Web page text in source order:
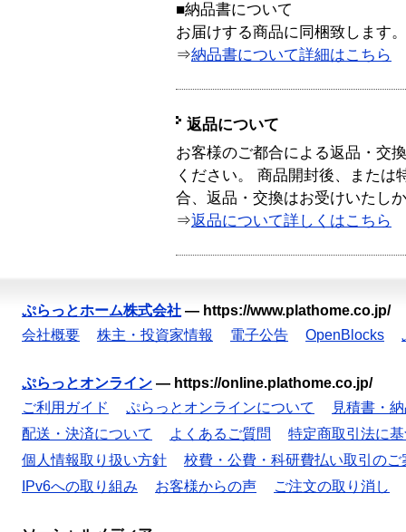
■納品書について
お届けする商品に同梱致します。
⇒納品書について詳細はこちら
返品について
お客様のご都合による返品・交
ください。 商品開封後、または
合、返品・交換はお受けいたし
⇒返品について詳しくはこちら
ぷらっとホーム株式会社 — https://www.plathome.co.jp/
会社概要
株主・投資家情報 電子公告 OpenBlocks
ぷらっとオンライン — https://online.plathome.co.jp/
ご利用ガイド
ぷらっとオンラインについて
見積書・
配送・決済について
よくあるご質問
特定商取引法に
個人情報取り扱い方針
校費・公費・科研費払い取引のご
IPv6への取り組み
お客様からの声 ご注文の取り消し